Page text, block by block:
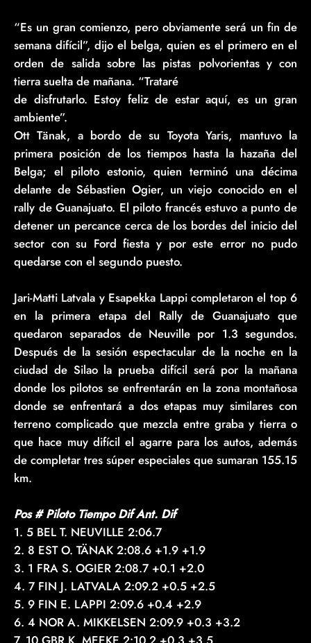
“Es un gran comienzo, pero obviamente será un fin de
semana difícil”, dijo el belga, quien es el primero en el
orden de salida sobre las pistas polvorientas y con
tierra suelta de mañana. “Trataré
de disfrutarlo. Estoy feliz de estar aquí, es un gran
ambiente”.
Ott Tänak, a bordo de su Toyota Yaris, mantuvo la
primera posición de los tiempos hasta la hazaña del
Belga; el piloto estonio, quien terminó una décima
delante de Sébastien Ogier, un viejo conocido en el
rally de Guanajuato. El piloto francés estuvo a punto de
detener un percance cerca de los bordes del inicio del
sector con su Ford fiesta y por este error no pudo
quedarse con el segundo puesto.
Jari-Matti Latvala y Esapekka Lappi completaron el top 6
en la primera etapa del Rally de Guanajuato que
quedaron separados de Neuville por 1.3 segundos.
Después de la sesión espectacular de la noche en la
ciudad de Silao la prueba difícil será por la mañana
donde los pilotos se enfrentarán en la zona montañosa
donde se enfrentará a dos etapas muy similares con
terreno complicado que mezcla entre graba y tierra o
que hace muy difícil el agarre para los autos, además
de completar tres súper especiales que sumaran 155.15
km.
Pos # Piloto Tiempo Dif Ant. Dif
1. 5 BEL T. NEUVILLE 2:06.7
2. 8 EST O. TÄNAK 2:08.6 +1.9 +1.9
3. 1 FRA S. OGIER 2:08.7 +0.1 +2.0
4. 7 FIN J. LATVALA 2:09.2 +0.5 +2.5
5. 9 FIN E. LAPPI 2:09.6 +0.4 +2.9
6. 4 NOR A. MIKKELSEN 2:09.9 +0.3 +3.2